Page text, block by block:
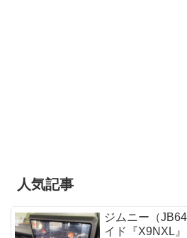
人気記事
ジムニー（
イド『X9NXL